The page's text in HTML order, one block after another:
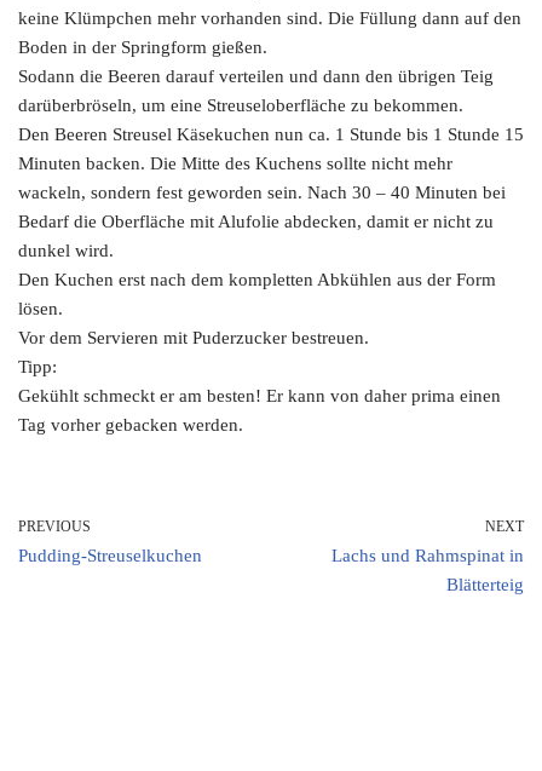
keine Klümpchen mehr vorhanden sind. Die Füllung dann auf den
Boden in der Springform gießen.
Sodann die Beeren darauf verteilen und dann den übrigen Teig
darüberbröseln, um eine Streuseloberfläche zu bekommen.
Den Beeren Streusel Käsekuchen nun ca. 1 Stunde bis 1 Stunde 15
Minuten backen. Die Mitte des Kuchens sollte nicht mehr
wackeln, sondern fest geworden sein. Nach 30 – 40 Minuten bei
Bedarf die Oberfläche mit Alufolie abdecken, damit er nicht zu
dunkel wird.
Den Kuchen erst nach dem kompletten Abkühlen aus der Form
lösen.
Vor dem Servieren mit Puderzucker bestreuen.
Tipp:
Gekühlt schmeckt er am besten! Er kann von daher prima einen
Tag vorher gebacken werden.
PREVIOUS
Pudding-Streuselkuchen
NEXT
Lachs und Rahmspinat in
Blätterteig